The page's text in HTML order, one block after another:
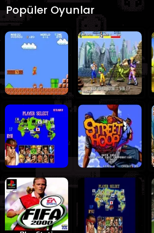
Popüler Oyunlar